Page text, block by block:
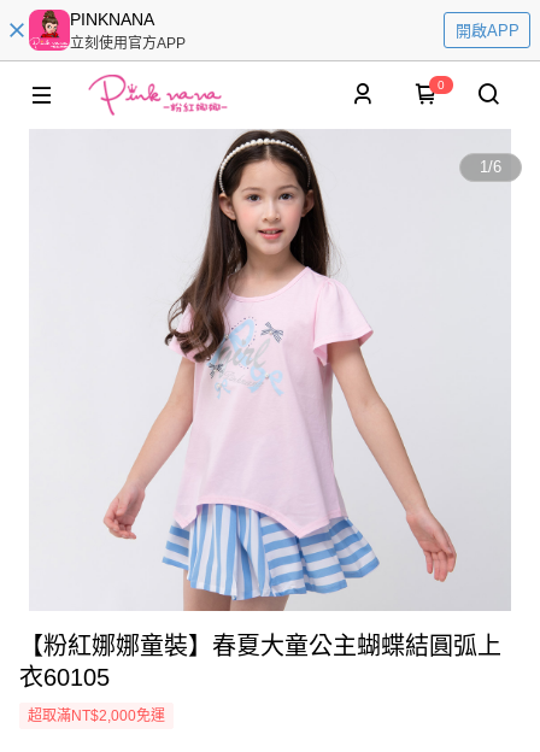
PINKNANA
立刻使用官方APP
開啟APP
0
1/6
【粉紅娜娜童裝】春夏大童公主蝴蝶結圓弧上
衣60105
超取滿NT$2,000免運